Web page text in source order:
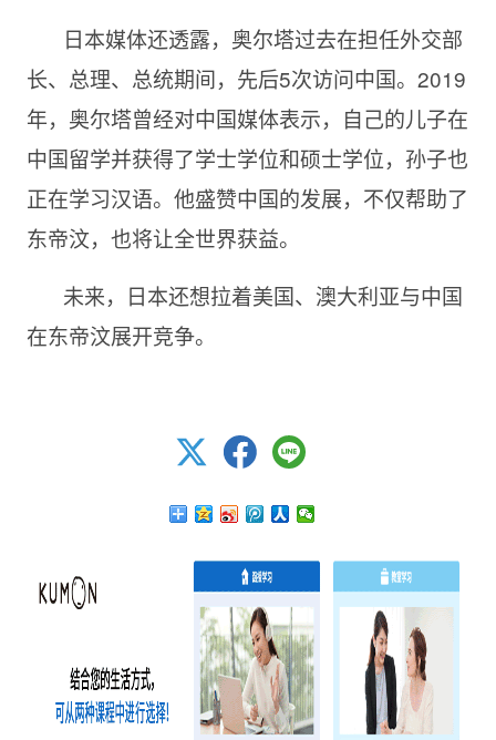
日本媒体还透露，奥尔塔过去在担任外交部
长、总理、总统期间，先后5次访问中国。2019
年，奥尔塔曾经对中国媒体表示，自己的儿子在
中国留学并获得了学士学位和硕士学位，孙子也
正在学习汉语。他盛赞中国的发展，不仅帮助了
东帝汶，也将让全世界获益。
未来，日本还想拉着美国、澳大利亚与中国
在东帝汶展开竞争。